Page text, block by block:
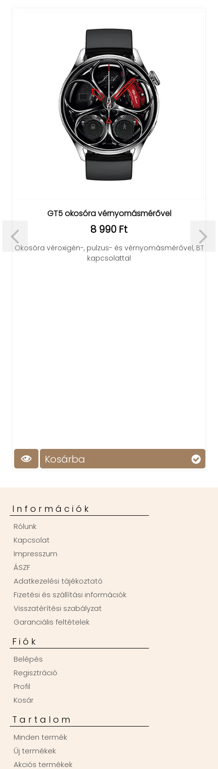
GT5 okosóra vérnyomásmérővel
8 990 Ft
Okosóra véroxigén-, pulzus- és vérnyomásmérővel, BT
kapcsolattal
Kosárba
Információk
Rólunk
Kapcsolat
Impresszum
ÁSZF
Adatkezelési tájékoztató
Fizetési és szállítási információk
Visszatérítési szabályzat
Garanciális feltételek
Fiók
Belépés
Regisztráció
Profil
Kosár
Tartalom
Minden termék
Új termékek
Akciós termékek